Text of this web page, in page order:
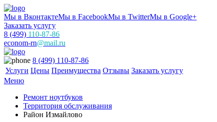
Мы в ВконтактеМы в FacebookМы в TwitterМы в Google+
Заказать услугу
8 (499) 110-87-86
econom-rn@mail.ru
8 (499) 110-87-86
Услуги Цены Преимущества Отзывы Заказать услугу
Меню
Ремонт ноутбуков
Территория обслуживания
Район Измайлово